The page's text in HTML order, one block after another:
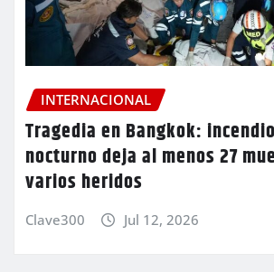
INTERNACIONAL
Tragedia en Bangkok:
nocturno deja al menos 27
varios heridos
Clave300 Jul 12, 2026